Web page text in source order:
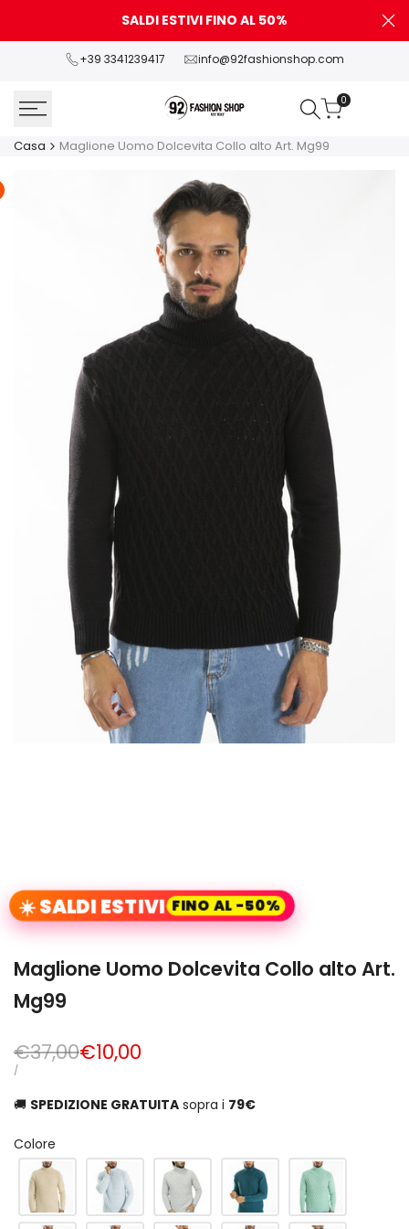
contenuto
SALDI ESTIVI FINO AL 50%
+39 3341239417 info@92fashionshop.com
0
Casa Maglione Uomo Dolcevita Collo alto Art. Mg99
☀️ SALDI ESTIVI FINO AL -50%
Maglione Uomo Dolcevita Collo alto Art.
Mg99
Prezzo
normale
€37,00Prezzo
vendita
€10,00
PREZZO
/PER
🚚 SPEDIZIONE GRATUITA sopra i 79€
Colore